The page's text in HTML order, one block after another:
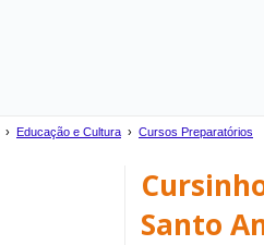
› Educação e Cultura › Cursos Preparatórios
Santo